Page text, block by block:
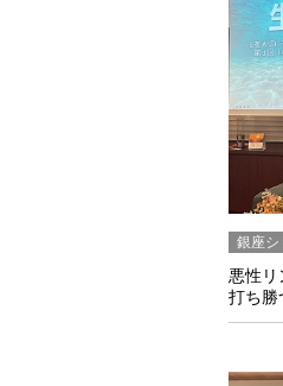
銀座シ
悪性リ
打ち勝